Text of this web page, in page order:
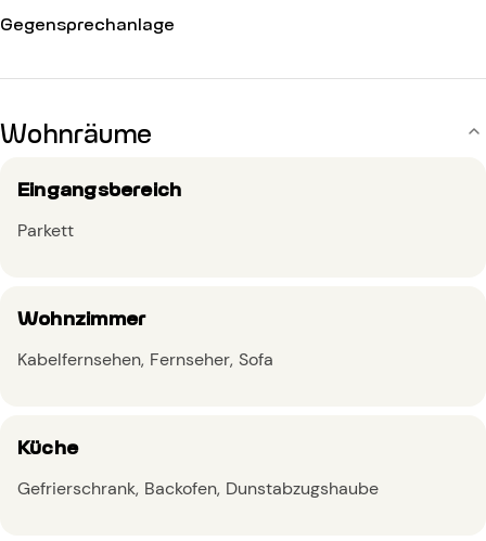
Gegensprechanlage
Wohnräume
Eingangsbereich
Parkett
Wohnzimmer
Kabelfernsehen Fernseher Sofa
Küche
Gefrierschrank Backofen Dunstabzugshaube